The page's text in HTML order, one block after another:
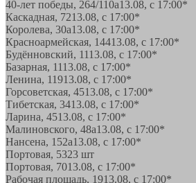
40-лет победы, 264/110а13.08, с 17:00*
Каскадная, 7213.08, с 17:00*
Королева, 30а13.08, с 17:00*
Красноармейская, 14413.08, с 17:00*
Будённовский, 1113.08, с 17:00*
Базарная, 1113.08, с 17:00*
Ленина, 11913.08, с 17:00*
Горсоветская, 4513.08, с 17:00*
Тибетская, 3413.08, с 17:00*
Ларина, 4513.08, с 17:00*
Малиновского, 48а13.08, с 17:00*
Нансена, 152а13.08, с 17:00*
Портовая, 5323 шт
Портовая, 7013.08, с 17:00*
Рабочая площадь, 1913.08, с 17:00*